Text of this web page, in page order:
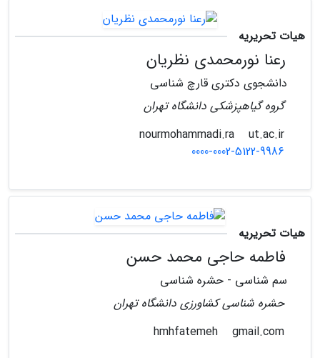
هیات تحریریه
رعنا نورمحمدی نظریان
دانشجوی دکتری قارچ شناسی
گروه گیاهپزشکی دانشگاه تهران
ut.ac.ir
0000-0002-5122-9986
هیات تحریریه
فاطمه حاجی محمد حسن
سم شناسی - حشره شناسی
حشره شناسی کشاورزی دانشگاه تهران
gmail.com